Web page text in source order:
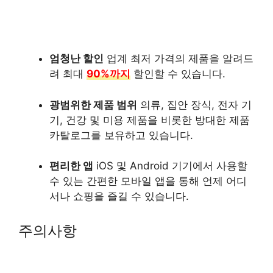
엄청난 할인 업계 최저 가격의 제품을 알려드
려 최대 90%까지 할인할 수 있습니다.
광범위한 제품 범위 의류, 집안 장식, 전자 기
기, 건강 및 미용 제품을 비롯한 방대한 제품
카탈로그를 보유하고 있습니다.
편리한 앱 iOS 및 Android 기기에서 사용할
수 있는 간편한 모바일 앱을 통해 언제 어디
서나 쇼핑을 즐길 수 있습니다.
주의사항